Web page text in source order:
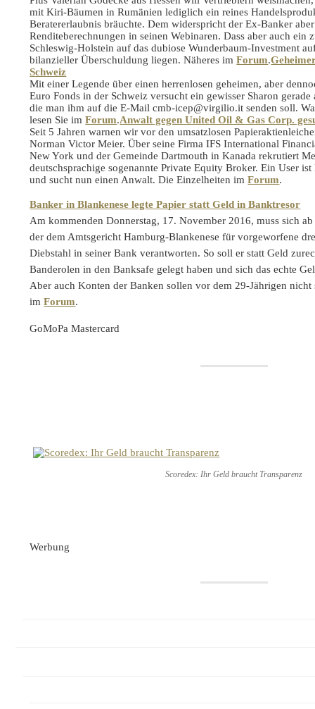
mit Kiri-Bäumen in Rumänien lediglich ein reines
Beratererlaubnis bräuchte. Dem widerspricht der Ex-Banker
Renditeberechnungen in seinen Webinaren. Dass aber auch ein
Schleswig-Holstein auf das dubiose Wunderbaum-Investment
bilanzieller Überschuldung liegen. Näheres imForum.
Schweiz
Mit einer Legende über einen herrenlosen geheimen, aber
Euro Fonds in der Schweiz versucht ein gewisser Sharon
die man ihm auf die E-Mailcmb-icep@virgilio.it senden soll.
lesen Sie imForum.Anwalt gegen United Oil & Gas Corp.
Seit 5 Jahren warnen wir vor den umsatzlosen
Norman Victor Meier. Über seine Firma IFS International
New York und der Gemeinde Dartmouth in Kanada rekrutiert
deutschsprachige sogenannte Private Equity Broker. Ein User
und sucht nun einen Anwalt. Die Einzelheiten imForum.
Banker in Blankenese legte Papier statt Geld in Banktresor
Am kommenden Donnerstag, 17. November 2016, muss sich
der dem Amtsgericht Hamburg-Blankenese für vorgeworfene
Diebstahl in seiner Bank verantworten. So soll er statt Geld
Banderolen in den Banksafe gelegt haben und sich das echte
Aber auch Konten der Banken sollen vor dem 29-Jährigen nicht
imForum.
GoMoPa Mastercard
Scoredex: Ihr Geld braucht Transparenz
Werbung